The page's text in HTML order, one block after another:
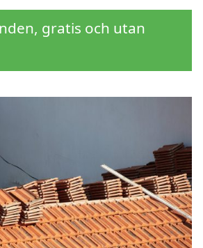
gratis och utan